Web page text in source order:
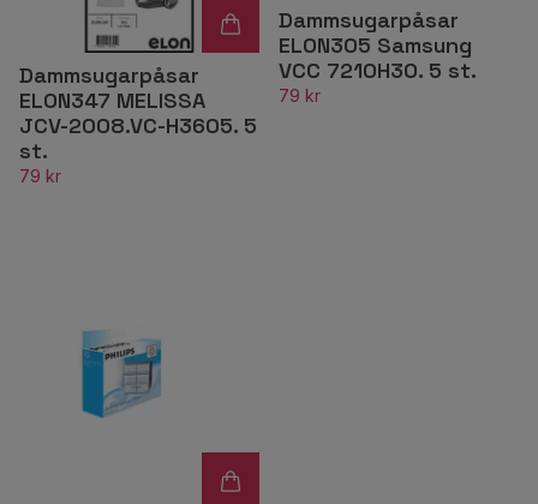
Dammsugarpåsar
ELON347 MELISSA
JCV-2008.VC-H3605. 5
st.
79 kr
Dammsugarpåsar
ELON305 Samsung
VCC 7210H3O. 5 st.
79 kr